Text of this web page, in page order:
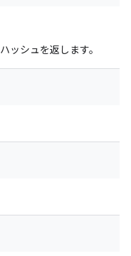
ッシュを返します。